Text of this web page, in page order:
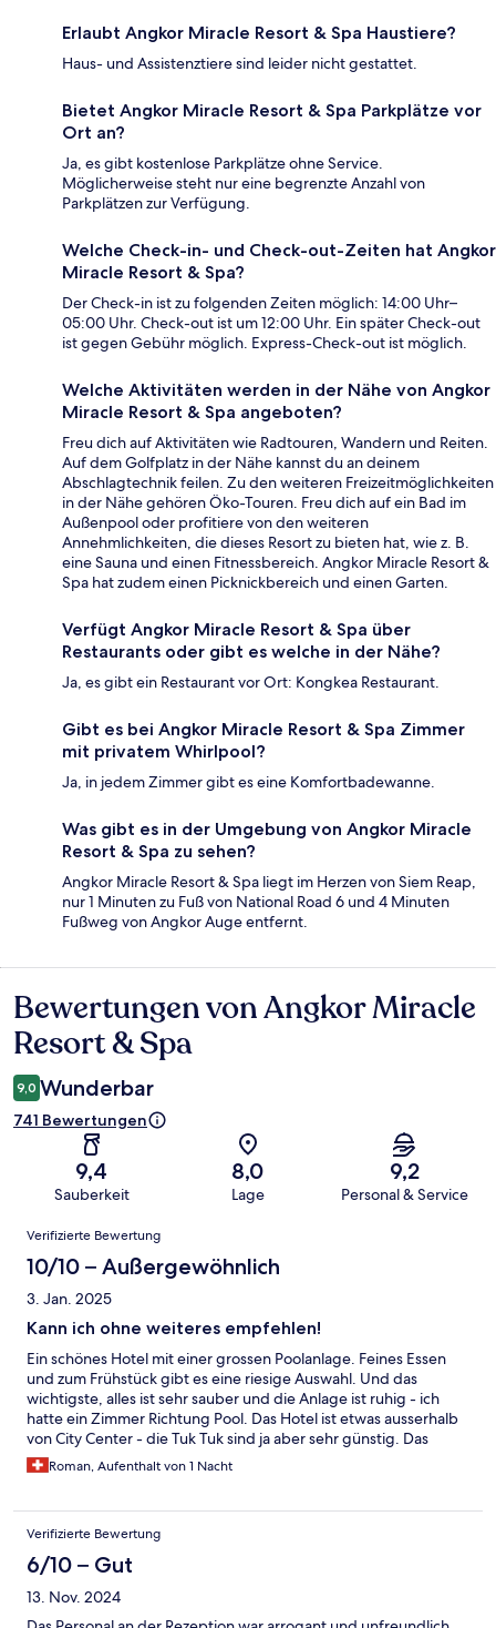
Erlaubt Angkor Miracle Resort & Spa Haustiere?
Haus- und Assistenztiere sind leider nicht gestattet.
Bietet Angkor Miracle Resort & Spa Parkplätze vor
Ort an?
Ja, es gibt kostenlose Parkplätze ohne Service.
Möglicherweise steht nur eine begrenzte Anzahl von
Parkplätzen zur Verfügung.
Welche Check-in- und Check-out-Zeiten hat Angkor
Miracle Resort & Spa?
Der Check-in ist zu folgenden Zeiten möglich: 14:00 Uhr–
05:00 Uhr. Check-out ist um 12:00 Uhr. Ein später Check-out
ist gegen Gebühr möglich. Express-Check-out ist möglich.
Welche Aktivitäten werden in der Nähe von Angkor
Miracle Resort & Spa angeboten?
Freu dich auf Aktivitäten wie Radtouren, Wandern und Reiten.
Auf dem Golfplatz in der Nähe kannst du an deinem
Abschlagtechnik feilen. Zu den weiteren Freizeitmöglichkeiten
in der Nähe gehören Öko-Touren. Freu dich auf ein Bad im
Außenpool oder profitiere von den weiteren
Annehmlichkeiten, die dieses Resort zu bieten hat, wie z. B.
eine Sauna und einen Fitnessbereich. Angkor Miracle Resort &
Spa hat zudem einen Picknickbereich und einen Garten.
Verfügt Angkor Miracle Resort & Spa über
Restaurants oder gibt es welche in der Nähe?
Ja, es gibt ein Restaurant vor Ort: Kongkea Restaurant.
Gibt es bei Angkor Miracle Resort & Spa Zimmer
mit privatem Whirlpool?
Ja, in jedem Zimmer gibt es eine Komfortbadewanne.
Was gibt es in der Umgebung von Angkor Miracle
Resort & Spa zu sehen?
Angkor Miracle Resort & Spa liegt im Herzen von Siem Reap,
nur 1 Minuten zu Fuß von National Road 6 und 4 Minuten
Fußweg von Angkor Auge entfernt.
Bewertungen
Bewertungen von Angkor Miracle
Resort & Spa
9,0 Wunderbar
741 Bewertungen
9,4
Sauberkeit
8,0
Lage
9,2
Personal & Service
Bewertungen
Verifizierte Bewertung
10/10 – Außergewöhnlich
3. Jan. 2025
Kann ich ohne weiteres empfehlen!
Ein schönes Hotel mit einer grossen Poolanlage. Feines Essen
und zum Frühstück gibt es eine riesige Auswahl. Und das
wichtigste, alles ist sehr sauber und die Anlage ist ruhig - ich
hatte ein Zimmer Richtung Pool. Das Hotel ist etwas ausserhalb
von City Center - die Tuk Tuk sind ja aber sehr günstig. Das
einzige negative wo ich festgestellt habe ist, wenn ein anderes
Zimmer (wahrscheinlich war es das oberhalb von meinem) zum
Roman, Aufenthalt von 1 Nacht
Verifizierte Bewertung
6/10 – Gut
13. Nov. 2024